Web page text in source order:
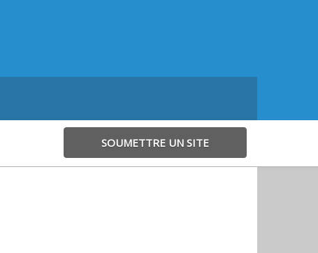
SOUMETTRE UN SITE